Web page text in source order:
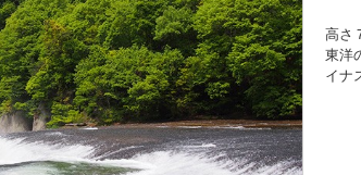
高さ
東洋
イナ